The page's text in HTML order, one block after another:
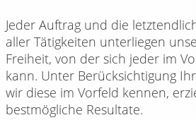
Jeder Auftrag und die
aller Tätigkeiten unterliegen
Freiheit, von der sich jeder im
kann. Unter Berücksichtigung
wir diese im Vorfeld kennen,
bestmögliche Resultate.